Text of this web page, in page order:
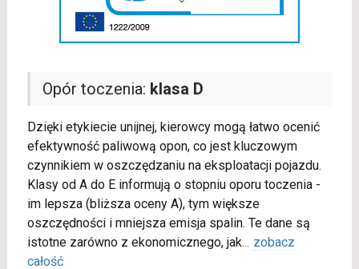
Opór toczenia: klasa D
Dzięki etykiecie unijnej, kierowcy mogą łatwo ocenić
efektywność paliwową opon, co jest kluczowym
czynnikiem w oszczędzaniu na eksploatacji pojazdu.
Klasy od A do E informują o stopniu oporu toczenia -
im lepsza (bliższa oceny A), tym większe
oszczędności i mniejsza emisja spalin. Te dane są
istotne zarówno z ekonomicznego, jak... zobacz
całość